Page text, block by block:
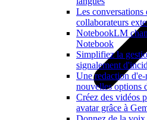
Les
collaborateurs
NotebookLM
Notebook
Simplifiez la
signalement
Une redaction
nouvelles options
Créez des vidéos
avatar grâce à